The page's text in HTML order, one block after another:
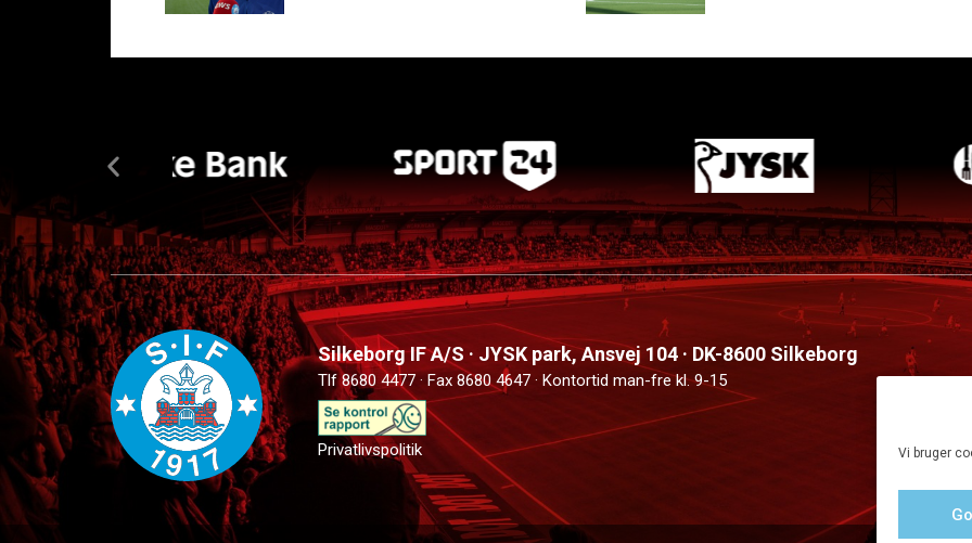
Vi bruger
Silkeborg IF A/S · JYSK park, Ansvej 104 · DK-8600 Silkeborg
Tlf 8680 4477 · Fax 8680 4647 · Kontortid man-fre kl. 9-15
Privatlivspolitik